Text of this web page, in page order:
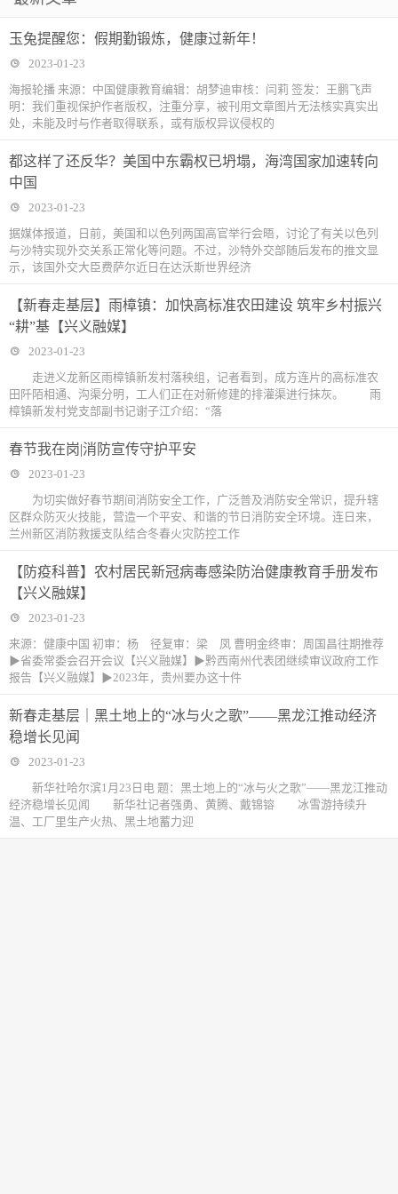
玉兔提醒您：假期勤锻炼，健康过新年！
2023-01-23
海报轮播 来源：中国健康教育编辑：胡梦迪审核：闫莉 签发：王鹏飞声
明：我们重视保护作者版权，注重分享，被刊用文章图片无法核实真实出
处，未能及时与作者取得联系，或有版权异议侵权的
都这样了还反华？美国中东霸权已坍塌，海湾国家加速转向
中国
2023-01-23
据媒体报道，日前，美国和以色列两国高官举行会晤，讨论了有关以色列
与沙特实现外交关系正常化等问题。不过，沙特外交部随后发布的推文显
示，该国外交大臣费萨尔近日在达沃斯世界经济
【新春走基层】雨樟镇：加快高标准农田建设 筑牢乡村振兴
“耕”基【兴义融媒】
2023-01-23
走进义龙新区雨樟镇新发村落秧组，记者看到，成方连片的高标准农
田阡陌相通、沟渠分明，工人们正在对新修建的排灌渠进行抹灰。 雨
樟镇新发村党支部副书记谢子江介绍：“落
春节我在岗|消防宣传守护平安
2023-01-23
为切实做好春节期间消防安全工作，广泛普及消防安全常识，提升辖
区群众防灭火技能，营造一个平安、和谐的节日消防安全环境。连日来，
兰州新区消防救援支队结合冬春火灾防控工作
【防疫科普】农村居民新冠病毒感染防治健康教育手册发布
【兴义融媒】
2023-01-23
来源：健康中国 初审：杨 径复审：梁 凤 曹明金终审：周国昌往期推荐
▶省委常委会召开会议【兴义融媒】▶黔西南州代表团继续审议政府工作
报告【兴义融媒】▶2023年，贵州要办这十件
新春走基层｜黑土地上的“冰与火之歌”——黑龙江推动经济
稳增长见闻
2023-01-23
新华社哈尔滨1月23日电 题：黑土地上的“冰与火之歌”——黑龙江推动
经济稳增长见闻 新华社记者强勇、黄腾、戴锦镕 冰雪游持续升
温、工厂里生产火热、黑土地蓄力迎